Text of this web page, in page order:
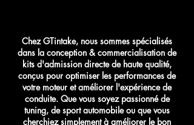
Chez GTintake, nous sommes spécialisés
dans la conception & commercialisation de
kits d'admission directe de haute qualité,
conçus pour optimiser les performances de
votre moteur et améliorer l'expérience de
conduite. Que vous soyez passionné de
tuning, de sport automobile ou que vous
cherchiez simplement à améliorer le bon